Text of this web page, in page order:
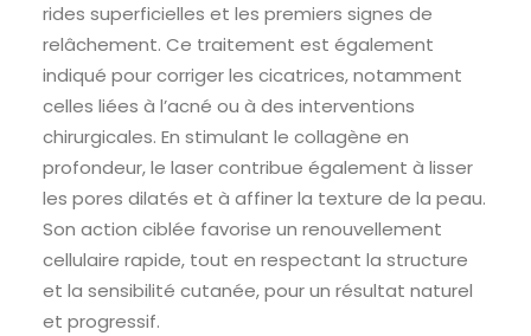
rides superficielles et les premiers signes de
relâchement. Ce traitement est également
indiqué pour corriger les cicatrices, notamment
celles liées à l’acné ou à des interventions
chirurgicales. En stimulant le collagène en
profondeur, le laser contribue également à lisser
les pores dilatés et à affiner la texture de la peau.
Son action ciblée favorise un renouvellement
cellulaire rapide, tout en respectant la structure
et la sensibilité cutanée, pour un résultat naturel
et progressif.